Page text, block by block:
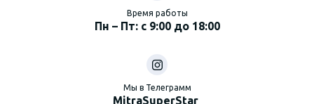
Время работы
Пн – Пт: с 9:00 до 18:00
Мы в Телеграмм
MitraSuperStar